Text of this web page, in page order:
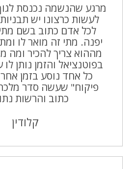
מרגע שהנשמה נכנסת
לעשות כרצונו יש
לכל אדם כתוב בשם
יפנה. מתי זה מואר לו
מההוא צריך להכיר ומה
בפוטנציאל והזמן נותן
כל אחד נוסע בזמן
פיקוח" שעשה סדר
כתוב והרשות
קלודין